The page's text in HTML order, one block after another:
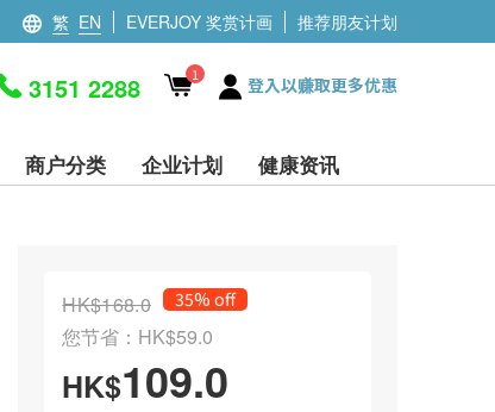
繁 EN EVERJOY 奖赏计画 推荐朋友计划
3151 2288 1 登入以赚取更多优惠
商户分类 企业计划 健康资讯
HK$168.0 35% off
您节省：HK$59.0
HK$109.0